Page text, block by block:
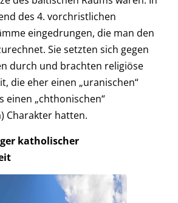
des 4. vorchristlichen
eingedrungen, die man den
Sie setzten sich gegen
durch und brachten religiöse
die eher einen „uranischen“
einen „chthonischen“
Charakter hatten.
katholischer